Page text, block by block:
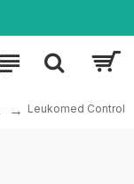
Leukomed Control